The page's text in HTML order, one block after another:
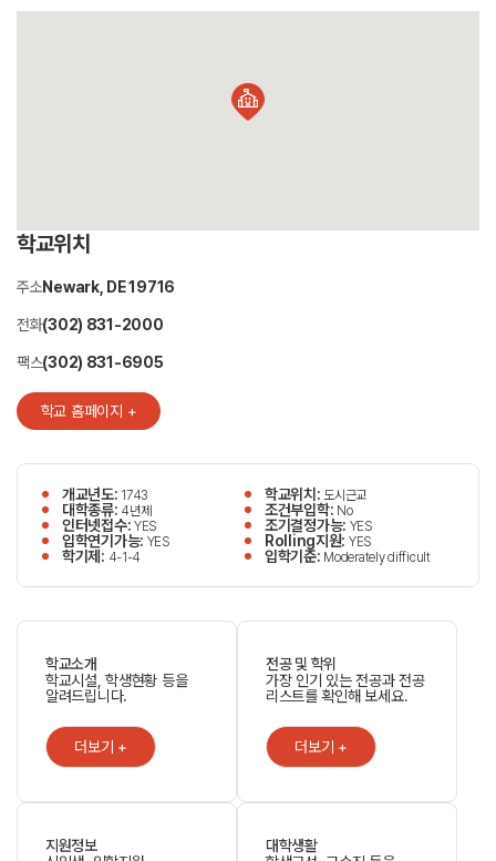
학교위치
주소Newark, DE 19716
전화(302) 831-2000
팩스(302) 831-6905
학교 홈페이지 +
개교년도: 1743 학교위치: 도시근교
대학종류: 4년제 조건부입학: No
인터넷접수:YES 조기결정가능: YES
입학연기가능: YES Rolling지원: YES
학기제: 4-1-4 입학기준: Moderately difficult
학교소개
학교시설, 학생현황 등을
알려드립니다.
더보기 +
전공 및 학위
가장 인기 있는 전공과 전공
리스트를 확인해 보세요.
더보기 +
지원정보
대학생활